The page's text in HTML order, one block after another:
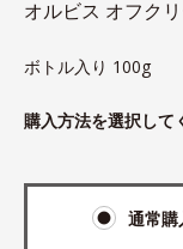
オルビス オフク
ボトル入り 100g
購入方法を選択して
通常購